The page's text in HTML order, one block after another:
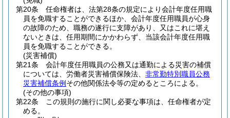
第20条
任命権者は、法第28条の規定により会計年度任用職
員を免職することができるほか、会計年度任用職員が心身
の故障のため、職務の遂行に支障があり、又はこれに堪え
ないときは、任用期間にかかわらず、当該会計年度任用職
員を免職することができる。
(災害補償)
第21条
会計年度任用職員の公務又は通勤による災害の補償
については、労働者災害補償保険法、 非常勤特別職員公務
災害補償条例 その他関係法令等の定めるところによる。
(その他の事項)
第22条
この規則の施行に関し必要な事項は、任命権者が定
める。